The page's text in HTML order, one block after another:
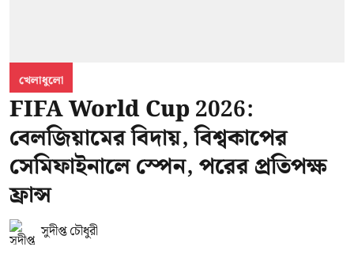
খেলাধুলো
FIFA World Cup 2026:
বেলজিয়ামের বিদায়, বিশ্বকাপের
সেমিফাইনালে স্পেন, পরের প্রতিপক্ষ
ফ্রান্স
সুদীপ্ত চৌধুরী